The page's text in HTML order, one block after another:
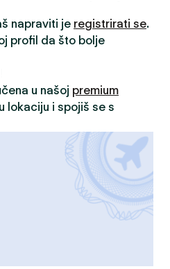
napraviti je registrirati se.
profil da što bolje
u našoj premium
lokaciju i spojiš se s